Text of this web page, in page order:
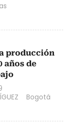
producción
años de
Bogotá